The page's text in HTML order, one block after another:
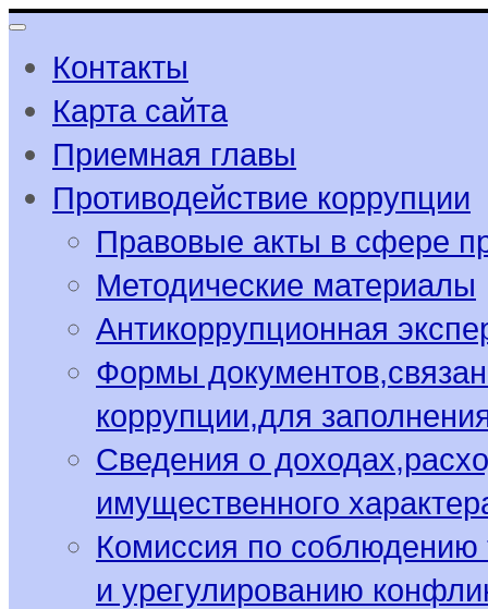
Контакты
Карта сайта
Приемная главы
Противодействие коррупции
Правовые акты в сфере
Методические материалы
Антикоррупционная
Формы
коррупции,для
Сведения о
имущественного
Комиссия по соблюдению
и урегулированию